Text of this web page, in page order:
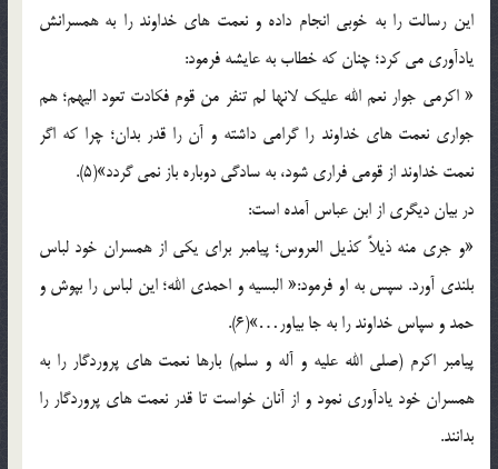
این رسالت را به خوبی انجام داده و نعمت های خداوند را به همسرانش
یادآوری می کرد؛ چنان که خطاب به عایشه فرمود:
« اکرمی جوار نعم الله علیک لانها لم تنفر من قوم فکادت تعود الیهم؛ هم
جواری نعمت های خداوند را گرامی داشته و آن را قدر بدان؛ چرا که اگر
نعمت خداوند از قومی فراری شود، به سادگی دوباره باز نمی گردد»(5).
در بیان دیگری از ابن عباس آمده است:
«و جری منه ذیلاً کذیل العروس؛ پیامبر برای یکی از همسران خود لباس
بلندی آورد. سپس به او فرمود:« البسیه و احمدی الله؛ این لباس را بپوش و
حمد و سپاس خداوند را به جا بیاور…»(6).
پیامبر اکرم (صلی الله علیه و آله و سلم) بارها نعمت های پروردگار را به
همسران خود یادآوری نمود و از آنان خواست تا قدر نعمت های پروردگار را
بدانند.